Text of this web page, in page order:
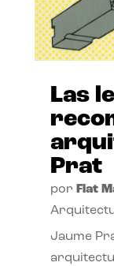
Las
Prat
por Flat
Jaume